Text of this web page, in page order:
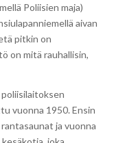
Poliisien maja)
aivan
pitkin on
on mitä rauhallisin,
vuonna 1950. Ensin
ja vuonna